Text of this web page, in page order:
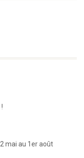
2 mai au 1er août